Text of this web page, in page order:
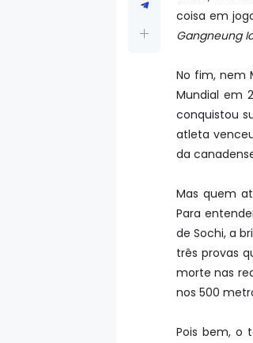
coisa em
Gangneung
No fim, nem
Mundial em
conquistou
atleta
da
Mas quem
Para
de Sochi, a
três provas
morte nas
nos 500
Pois bem, o